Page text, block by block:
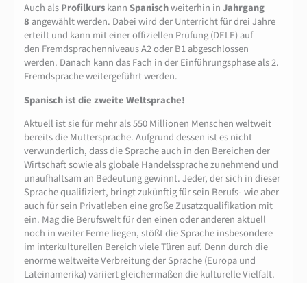
Auch alsProfilkurskannSpanischweiterhin inJahrgang
8angewählt werden. Dabei wird der Unterricht für drei Jahre
erteilt und kann mit einer offiziellen Prüfung (DELE) auf
den Fremdsprachenniveaus A2 oder B1 abgeschlossen
werden. Danach kann das Fach in der Einführungsphase als 2.
Fremdsprache weitergeführt werden.
Spanisch ist die zweite Weltsprache!
Aktuell ist sie für mehr als 550 Millionen Menschen weltweit
bereits die Muttersprache. Aufgrund dessen ist es nicht
verwunderlich, dass die Sprache auch in den Bereichen der
Wirtschaft sowie als globale Handelssprache zunehmend und
unaufhaltsam an Bedeutung gewinnt. Jeder, der sich in dieser
Sprache qualifiziert, bringt zukünftig für sein Berufs- wie aber
auch für sein Privatleben eine große Zusatzqualifikation mit
ein. Mag die Berufswelt für den einen oder anderen aktuell
noch in weiter Ferne liegen, stößt die Sprache insbesondere
im interkulturellen Bereich viele Türen auf. Denn durch die
enorme weltweite Verbreitung der Sprache (Europa und
Lateinamerika) variiert gleichermaßen die kulturelle Vielfalt.